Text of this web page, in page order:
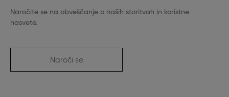
Naročite se na obveščanje o naših storitvah in koristne
nasvete.
Naroči se